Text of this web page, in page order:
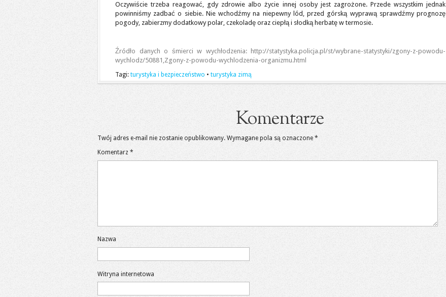
Oczywiście trzeba reagować, gdy zdrowie albo życie innej osoby jest zagrożone. Przede wszystkim jednak
powinniśmy zadbać o siebie. Nie wchodźmy na niepewny lód, przed górską wyprawą sprawdźmy prognozę
pogody, zabierzmy dodatkowy polar, czekoladę oraz ciepłą i słodką herbatę w termosie.
Źródło danych o śmierci w wychłodzenia: http://statystyka.policja.pl/st/wybrane-statystyki/zgony-z-powodu-
wychlodz/50881,Zgony-z-powodu-wychlodzenia-organizmu.html
Tagi: turystyka i bezpieczeństwo • turystyka zimą
Komentarze
Twój adres e-mail nie zostanie opublikowany. Wymagane pola są oznaczone *
Komentarz *
Nazwa
Witryna internetowa